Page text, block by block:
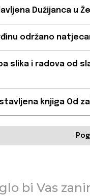
Dužijanca u
održano
slika i radova od
knjiga Od
bi Vas